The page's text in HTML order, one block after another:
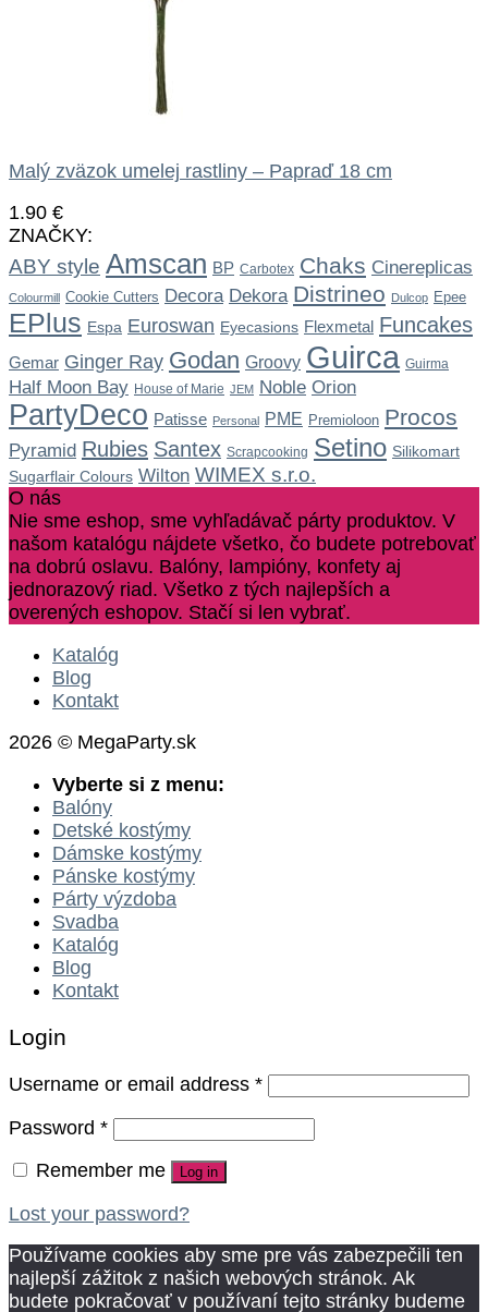
Malý zväzok umelej rastliny – Papraď 18 cm
1.90 €
ZNAČKY:
ABY style Amscan BP Carbotex Chaks Cinereplicas
Colourmill Cookie Cutters Decora Dekora Distrineo Dulcop Epee
EPlus Espa Euroswan Eyecasions Flexmetal Funcakes
Gemar Ginger Ray Godan Groovy Guirca Guirma
Half Moon Bay House of Marie JEM Noble Orion
PartyDeco Patisse Personal PME Premioloon Procos
Pyramid Rubies Santex Scrapcooking Setino Silikomart
Sugarflair Colours Wilton WIMEX s.r.o.
O nás
Nie sme eshop, sme vyhľadávač párty produktov. V
našom katalógu nájdete všetko, čo budete potrebovať
na dobrú oslavu. Balóny, lampióny, konfety aj
jednorazový riad. Všetko z tých najlepších a
overených eshopov. Stačí si len vybrať.
Katalóg
Blog
Kontakt
2026 © MegaParty.sk
Vyberte si z menu:
Balóny
Detské kostýmy
Dámske kostýmy
Pánske kostýmy
Párty výzdoba
Svadba
Katalóg
Blog
Kontakt
Login
Username or email address *
Password *
Remember me
Log in
Lost your password?
Používame cookies aby sme pre vás zabezpečili ten
najlepší zážitok z našich webových stránok. Ak
budete pokračovať v používaní tejto stránky budeme